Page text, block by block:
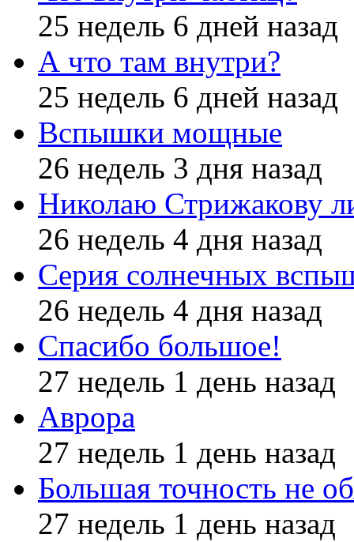
25 недель 6 дней назад
А что там внутри?
25 недель 6 дней назад
Вспышки мощные
26 недель 3 дня назад
Николаю Стрижакову
26 недель 4 дня назад
Серия солнечных
26 недель 4 дня назад
Спасибо большое!
27 недель 1 день назад
Аврора
27 недель 1 день назад
Большая точность не
27 недель 1 день назад